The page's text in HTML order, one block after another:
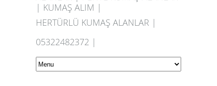
| KUMAŞ ALIM |
HERTÜRLÜ KUMAŞ ALANLAR |
05322482372 |